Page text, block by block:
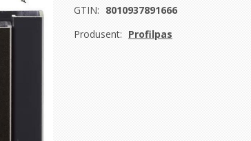
GTIN: 8010937891666
Produsent: Profilpas